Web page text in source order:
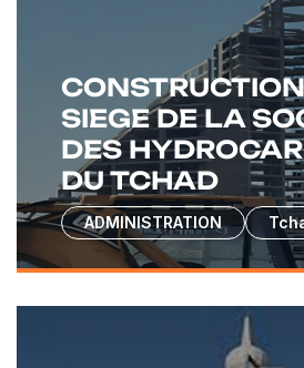
SIEGE DE LA
DES
DU TCHAD
ADMINISTRATION